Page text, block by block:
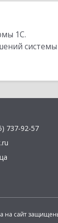
1С.
737-92-57
на сайт